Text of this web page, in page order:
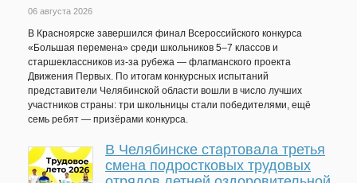
06 августа 2026
В Красноярске завершился финал Всероссийского конкурса
«Большая перемена» среди школьников 5–7 классов и
старшеклассников из-за рубежа — флагманского проекта
Движения Первых. По итогам конкурсных испытаний
представители Челябинской области вошли в число лучших
участников страны: три школьницы стали победителями, ещё
семь ребят — призёрами конкурса.
В Челябинске стартовала третья
смена подростковых трудовых